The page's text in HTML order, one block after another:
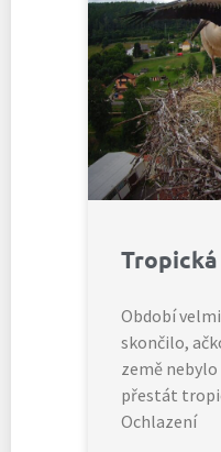
Období
skončilo,
země
přestát
Ochlazení